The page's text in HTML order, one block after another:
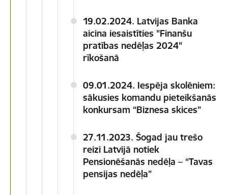
19.02.2024. Latvijas Banka
aicina iesaistīties "Finanšu
pratības nedēļas 2024"
rīkošanā
09.01.2024. Iespēja skolēniem:
sākusies komandu pieteikšanās
konkursam “Biznesa skices”
27.11.2023. Šogad jau trešo
reizi Latvijā notiek
Pensionēšanās nedēļa – “Tavas
pensijas nedēļa”